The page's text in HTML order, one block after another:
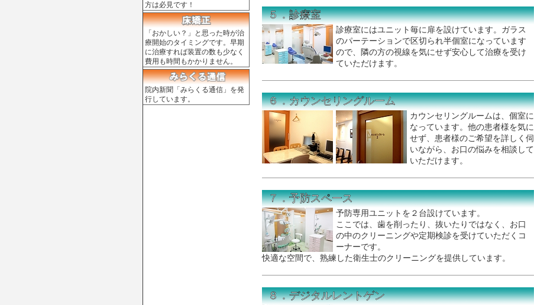
５．診療室
診療室にはユニット毎に扉を設けています。ガラス
のパーテーションで区切られ半個室になっています
ので、隣の方の視線を気にせず安心して治療を受け
ていただけます。
６．カウンセリングルーム
カウンセリングルームは、個室に
なっています。他の患者様を気に
せず、患者様のご希望を詳しく伺
いながら、お口の悩みを相談して
いただけます。
７．予防スペース
予防専用ユニットを２台設けています。
ここでは、歯を削ったり、抜いたりではなく、お口
の中のクリーニングや定期検診を受けていただくコ
ーナーです。
快適な空間で、熟練した衛生士のクリーニングを提供しています。
８．デジタルレントゲン
方は必見です！
「おかしい？」と思った時が治
療開始のタイミングです。早期
に治療すれば装置の数も少なく
費用も時間もかかりません。
院内新聞「みらくる通信」を発
行しています。